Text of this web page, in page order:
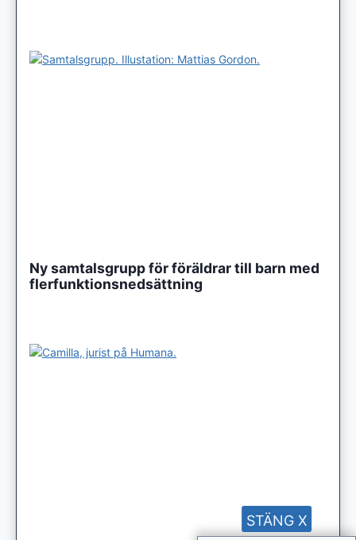
Ny samtalsgrupp för föräldrar till barn med
flerfunktionsnedsättning
STÄNG X